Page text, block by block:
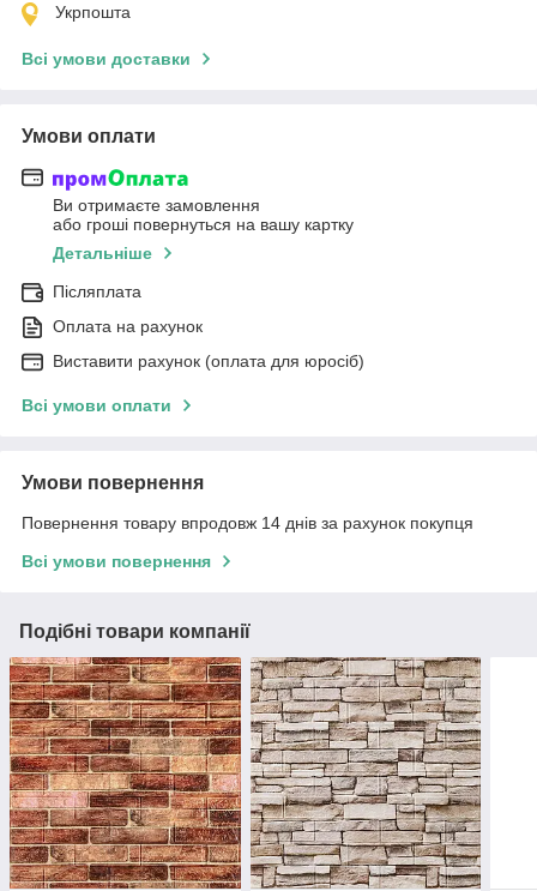
Укрпошта
Всі умови доставки
Умови оплати
Ви отримаєте замовлення
або гроші повернуться на вашу картку
Детальніше
Післяплата
Оплата на рахунок
Виставити рахунок (оплата для юросіб)
Всі умови оплати
Умови повернення
Повернення товару впродовж 14 днів за рахунок покупця
Всі умови повернення
Подібні товари компанії